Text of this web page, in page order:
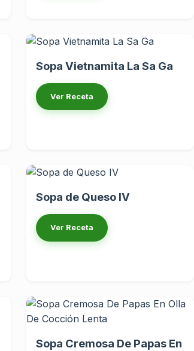
Sopa Vietnamita La Sa Ga
Ver Receta
Sopa de Queso IV
Ver Receta
Sopa Cremosa De Papas En